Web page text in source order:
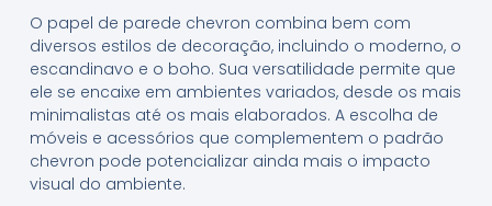
O papel de parede chevron combina bem com
diversos estilos de decoração, incluindo o moderno, o
escandinavo e o boho. Sua versatilidade permite que
ele se encaixe em ambientes variados, desde os mais
minimalistas até os mais elaborados. A escolha de
móveis e acessórios que complementem o padrão
chevron pode potencializar ainda mais o impacto
visual do ambiente.